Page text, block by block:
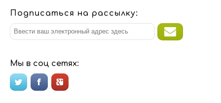
Подписаться на рассылку:
Мы в соц сетях: